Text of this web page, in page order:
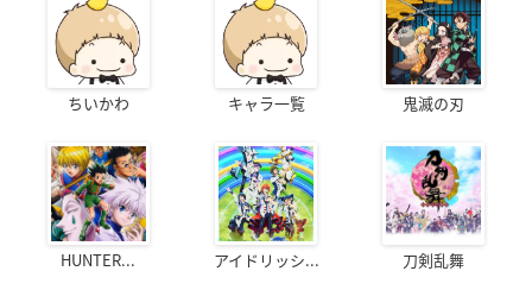
ちいかわ キャラ一覧 鬼滅の刃
HUNTER... アイドリッシ... 刀剣乱舞